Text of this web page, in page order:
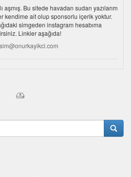
aşmış. Bu sitede havadan sudan yazılarım
kendime ait olup sponsorlu içerik yoktur.
simgeden instagram hesabıma
Linkler aşağıda!